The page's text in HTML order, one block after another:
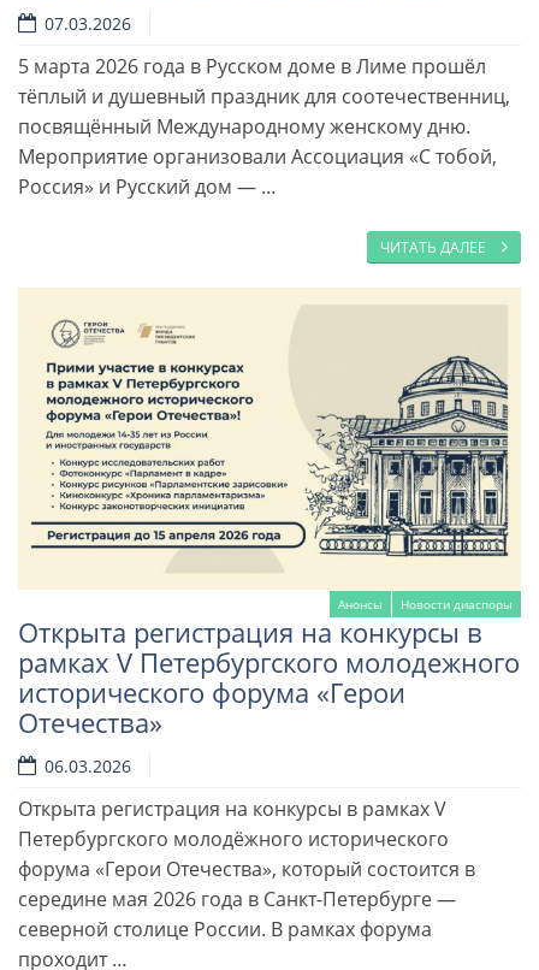
07.03.2026
5 марта 2026 года в Русском доме в Лиме прошёл
тёплый и душевный праздник для соотечественниц,
посвящённый Международному женскому дню.
Мероприятие организовали Ассоциация «С тобой,
Россия» и Русский дом — …
ЧИТАТЬ ДАЛЕЕ
Анонсы Новости диаспоры
Открыта регистрация на конкурсы в
рамках V Петербургского молодежного
исторического форума «Герои
Отечества»
06.03.2026
Открыта регистрация на конкурсы в рамках V
Петербургского молодёжного исторического
форума «Герои Отечества», который состоится в
середине мая 2026 года в Санкт-Петербурге —
северной столице России. В рамках форума
проходит …